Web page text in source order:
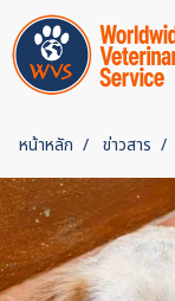
หน้าหลัก ข่าวสาร